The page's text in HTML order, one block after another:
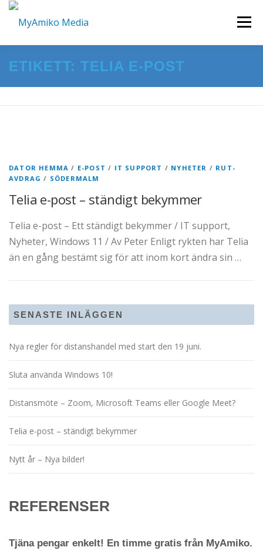
Hoppa
Meny
START HEMSIDOR I WORDPRESS
ETIKETT: TELIA E-POST
DATOR HEMMA / E-POST / IT SUPPORT / NYHETER / RUT-
AVDRAG / SÖDERMALM
Telia e-post – ständigt bekymmer
Telia e-post – Ett ständigt bekymmer / IT support,
Nyheter, Windows 11 / Av Peter Enligt rykten har Telia
än en gång bestämt sig för att inom kort ändra sin …
SENASTE INLÄGGEN
Nya regler för distanshandel med start den 19 juni.
Sluta använda Windows 10!
Distansmöte – Zoom, Microsoft Teams eller Google Meet?
Telia e-post – ständigt bekymmer
Nytt år – Nya bilder!
REFERENSER
Tjäna pengar enkelt! En timme gratis från MyAmiko.